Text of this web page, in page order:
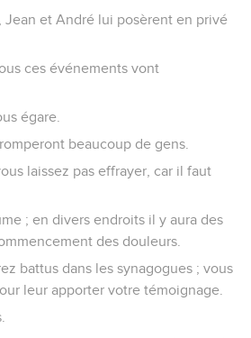
Jean et André lui posèrent en privé
ces événements vont
égare.
beaucoup de gens.
laissez pas effrayer, car il faut
; en divers endroits il y aura des
des douleurs.
battus dans les synagogues ; vous
leur apporter votre témoignage.